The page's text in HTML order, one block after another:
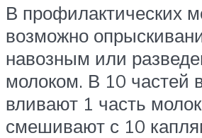
В профилактических
возможно
навозным или
молоком. В 10 частей
вливают 1 часть
смешивают с 10